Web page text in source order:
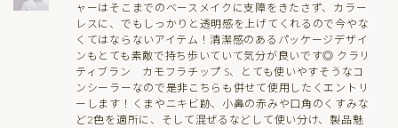
ャーはそこまでのベースメイクに支障をきたさず、カラー
レスに、でもしっかりと透明感を上げてくれるので今やな
くてはならないアイテム！清潔感のあるパッケージデザイ
ンもとても素敵で持ち歩いていて気分が良いです◎ クラリ
ティブラン カモフラチップ S、とても使いやすそうなコ
ンシーラーなので是非こちらも併せて使用したくエントリ
ーします！くまやニキビ跡、小鼻の赤みや口角のくすみな
ど2色を適所に、そして混ぜるなどして使い分け、製品魅